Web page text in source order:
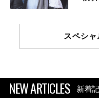
スペシ
NEW ARTICLES 新着